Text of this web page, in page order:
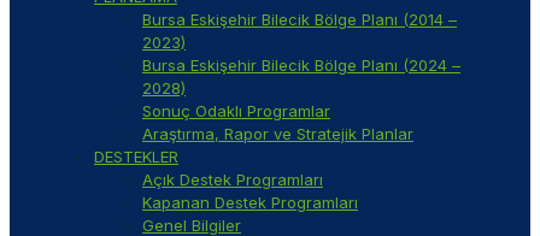
Bursa Eskişehir Bilecik Bölge Planı (2014 –
2023)
Bursa Eskişehir Bilecik Bölge Planı (2024 –
2028)
Sonuç Odaklı Programlar
Araştırma, Rapor ve Stratejik Planlar
DESTEKLER
Açık Destek Programları
Kapanan Destek Programları
Genel Bilgiler